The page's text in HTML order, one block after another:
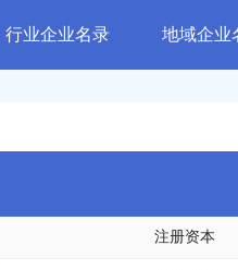
行业企业名录 地域企业
注册资本